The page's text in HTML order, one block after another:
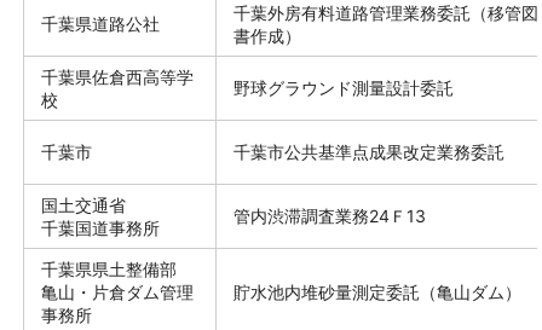
千葉県道路公社
千葉外房有料道路管理業務委託（移管図
書作成）
千葉県佐倉西高等学
校
野球グラウンド測量設計委託
千葉市 千葉市公共基準点成果改定業務委託
国土交通省
千葉国道事務所
管内渋滞調査業務24Ｆ13
千葉県県土整備部
亀山・片倉ダム管理
事務所
貯水池内堆砂量測定委託（亀山ダム）